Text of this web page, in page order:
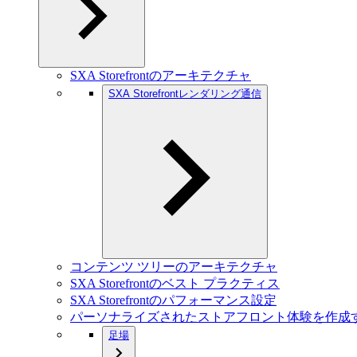
SXA Storefrontのアーキテクチャ
SXA Storefrontレンダリング通信
コンテンツ ツリーのアーキテクチャ
SXA Storefrontのベスト プラクティス
SXA Storefrontのパフォーマンス設定
パーソナライズされたストアフロント体験を作成
足場